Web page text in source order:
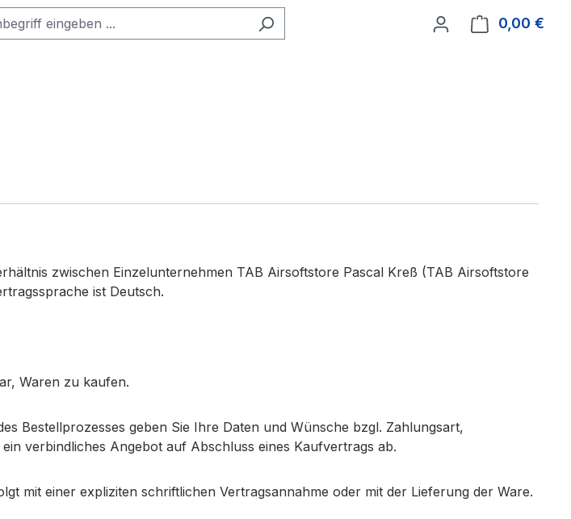
0,00 €
zwischen Einzelunternehmen TAB Airsoftstore Pascal Kreß (TAB Airsoftstore
ist Deutsch.
Waren zu kaufen.
Bestellprozesses geben Sie Ihre Daten und Wünsche bzgl. Zahlungsart,
verbindliches Angebot auf Abschluss eines Kaufvertrags ab.
mit einer expliziten schriftlichen Vertragsannahme oder mit der Lieferung der Ware.